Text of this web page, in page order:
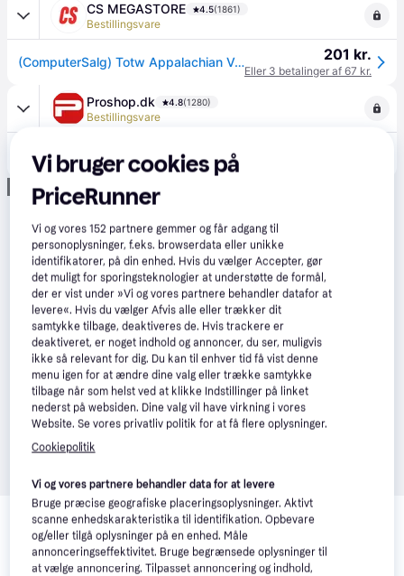
CS MEGASTORE 4.5(1861)
Bestillingsvare
(ComputerSalg) Totw Appalachian Valley Small Breed 2 kg 201 kr.
Eller 3 betalinger af 67 kr.
Proshop.dk 4.8(1280)
Bestillingsvare
Taste of the Wild Appalachian Valley Small Breed Canine Recipe with Venison & Garbanzo Beans 2kg
Annonce
Relaterede produkter
Se vores forslag til andre produkter, der matcher dine
interesser. Vis alle
Vi bruger cookies på
PriceRunner
Vi og vores152 partnere gemmer og får adgang til
personoplysninger, f.eks. browserdata eller unikke
identifikatorer, på din enhed. Hvis du vælger Accepter, gør
det muligt for sporingsteknologier at understøtte de formål,
der er vist under »Vi og vores partnere behandler datafor at
levere«. Hvis du vælger Afvis alle eller trækker dit
samtykke tilbage, deaktiveres de. Hvis trackere er
deaktiveret, er noget indhold og annoncer, du ser, muligvis
ikke så relevant for dig. Du kan til enhver tid få vist denne
menu igen for at ændre dine valg eller trække samtykke
tilbage når som helst ved at klikke Indstillinger på linket
nederst på websiden. Dine valg vil have virkning i vores
Website. Se vores privatliv politik for at få flere oplysninger.
Cookiepolitik
Vi og vores partnere behandler data for at levere
Bruge præcise geografiske placeringsoplysninger. Aktivt
scanne enhedskarakteristika til identifikation. Opbevare
og/eller tilgå oplysninger på en enhed. Måle
annonceringseffektivitet. Bruge begrænsede oplysninger til
at vælge annoncering. Tilpasset annoncering og indhold,